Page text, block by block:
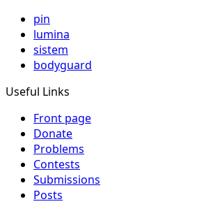
pin
lumina
sistem
bodyguard
Useful Links
Front page
Donate
Problems
Contests
Submissions
Posts